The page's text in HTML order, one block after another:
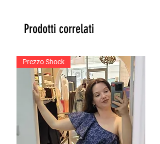
Prodotti correlati
Prezzo Shock